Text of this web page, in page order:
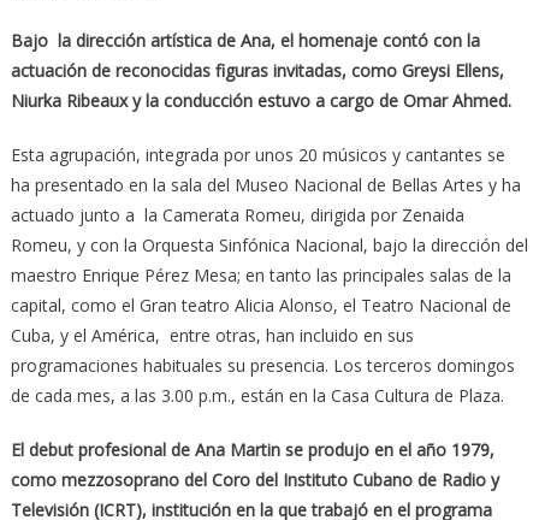
Bajo la dirección artística de Ana, el homenaje contó con la
actuación de reconocidas figuras invitadas, como Greysi Ellens,
Niurka Ribeaux y la conducción estuvo a cargo de Omar Ahmed.
Esta agrupación, integrada por unos 20 músicos y cantantes se
ha presentado en la sala del Museo Nacional de Bellas Artes y ha
actuado junto a la Camerata Romeu, dirigida por Zenaida
Romeu, y con la Orquesta Sinfónica Nacional, bajo la dirección del
maestro Enrique Pérez Mesa; en tanto las principales salas de la
capital, como el Gran teatro Alicia Alonso, el Teatro Nacional de
Cuba, y el América, entre otras, han incluido en sus
programaciones habituales su presencia. Los terceros domingos
de cada mes, a las 3.00 p.m., están en la Casa Cultura de Plaza.
El debut profesional de Ana Martin se produjo en el año 1979,
como mezzosoprano del Coro del Instituto Cubano de Radio y
Televisión (ICRT), institución en la que trabajó en el programa